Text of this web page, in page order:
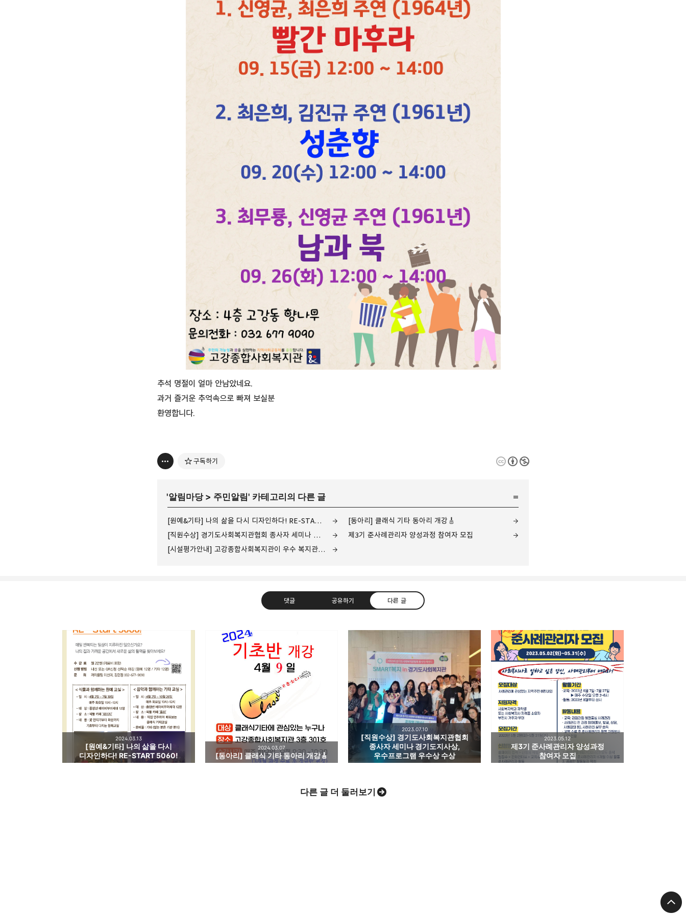
추석 명절이 얼마 안남았네요.
과거 즐거운 추억속으로 빠져 보실분
환영합니다.
구독하기
'알림마당> 주민알림' 카테고리의 다른 글
[원예&기타] 나의 삶을 다시 디자인하다! RE-START 5060!
[동아리] 클래식 기타 동아리 개강🎸
[직원수상] 경기도사회복지관협회 종사자 세미나 경기도지사상, 우수프로그램 우수상 수상
제3기 준사례관리자 양성과정 참여자 모집
[시설평가안내] 고강종합사회복지관이 우수 복지관으로 선정되었습니다.
댓글 공유하기 다른 글
고강종합사회복지관
주민의 가능성과 꿈을 실현하는 지역사회를 응원하는 고강종합사회복지관입니다.
구독하기
카카오톡 카카오스토리 밴드 네이버 블로그
Pocket Evernote
[원예&기타] 나의 삶을 다시
디자인하다! RE-START 5060!
2024.03.13
[동아리] 클래식 기타 동아리 개강🎸
2024.03.07
[직원수상] 경기도사회복지관협회
종사자 세미나 경기도지사상,
우수프로그램 우수상 수상
2023.07.10
제3기 준사례관리자 양성과정
참여자 모집
2023.05.12
다른 글 더 둘러보기